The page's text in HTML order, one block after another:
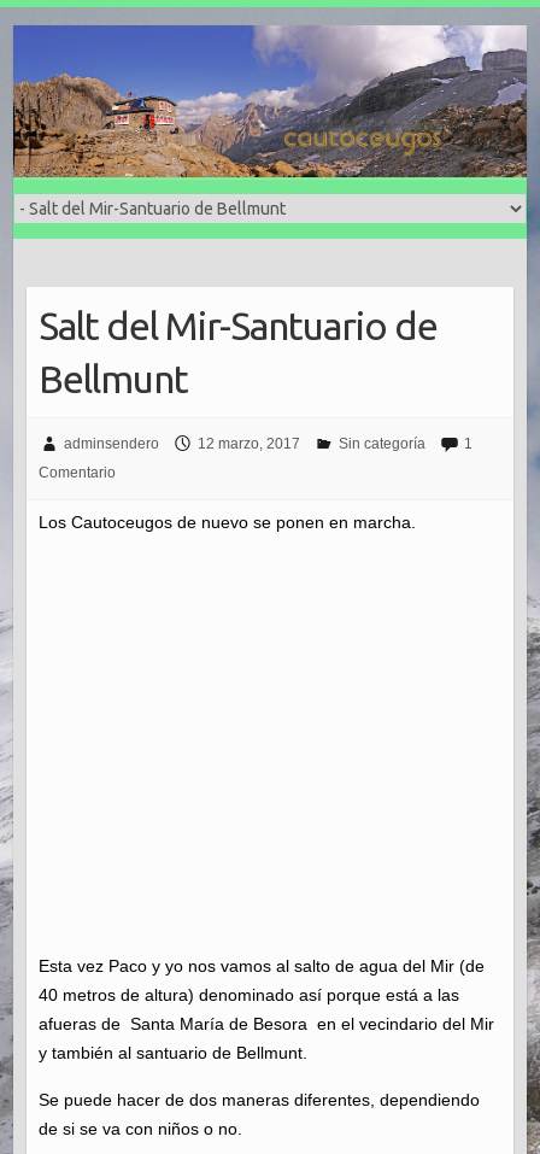
Salt del Mir-Santuario de
Bellmunt
adminsendero 12 marzo, 2017 Sin categoría
1
Comentario
Los Cautoceugos de nuevo se ponen en marcha.
Esta vez Paco y yo nos vamos al salto de agua del Mir (de
40 metros de altura) denominado así porque está a las
afueras de Santa María de Besora en el vecindario del Mir
y también al santuario de Bellmunt.
Se puede hacer de dos maneras diferentes, dependiendo
de si se va con niños o no.